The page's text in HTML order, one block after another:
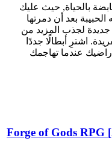
بالحياة, حيث عليك
بعد أن دمرتها
لجذب المزيد من
اشترِ أبطالًا جددًا
عندما تهاجمك
Forge of Gods RPG